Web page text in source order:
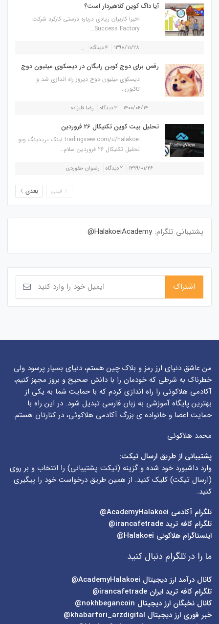
آیا داگ کوین کلاهبردار است؟
اخیرا کاربران زیادی درباره درستی کارکرد شرکت
Success Factory...
۱۳۹۸/۱۱/۲۸ ۴ دیدگاه ...
رقص برای دوج کوین رایگان در دیسکوی میلیون دوج
دیسکوی میلیون دوج دیروز راه اندازی شد و
تاکنون...
۱۴۰۰/۰۴/۱۴ ۳ دیدگاه رضا قلیزاده
تحلیل بیت کوین تکنیکال 26 فروردین
tradingview.com/u/halakoei لینک تریدینگ ویو
تحلیل تکنیکال 26 فروردین سلام...
۱۳۹۹/۰۱/۲۶ ۲ دیدگاه رضوان حقوردی
قبلی بعدی
پشتیبانی تلگرام: HalakoeiAcademy@
من عاشق دنیای ارز رمز و بلاک چین هستم، دنیای بسیار پرسود ولی
خطرناک به شرطی که خودمان را با دانش صحیح و بروز مجهز کنیم،
آکادمی هلاکوئی را راه اندازی کردم که با حمایت شما به یکی از
بهترین پایگاه آموزشی به زبان فارسی تبدیل شود. در این راه با
حمایت اعضا و خانواده ی بزرگ آکادمی هلاکوئی، در کنارتان هستم.
محمد هلاکوئی
پشتیبانی از طریق ارسال تیکت:
وارد داشبورد خود شده و گزینه (تیکت پشتیبانی) را انتخاب و بر روی
(ارسال تیکت) کلیک کنید. از همین طریق درخواست خود را پیگیری
کنید.
تلگرام آکادمی
تلگرام کافه ترید irancafetrade@
اینستاگرام هلاکوئی Halakoei@
ما را در تلگرام دنبال کنید
کانال درآمد ارز دیجیتال AcademyHalakoei@
تلگرام کافه ترید ایران irancafetrade@
کانال نخبگان ارز دیجیتال nokhbegancoin@
خبر فوری ارز دیجیتال khabarfori_arzdigital@